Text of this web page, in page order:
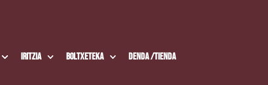
Iritzia Boltxe­te­ka Den­da /​Tien­da